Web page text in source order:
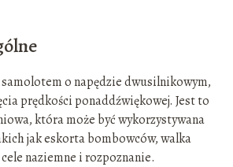
o napędzie dwusilnikowym,
prędkości ponaddźwiękowej. Jest to
która może być wykorzystywana
jak eskorta bombowców, walka
naziemne i rozpoznanie.